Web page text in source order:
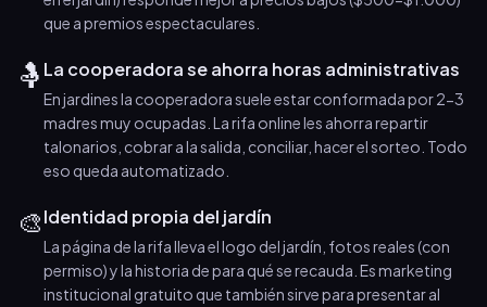
que a premios espectaculares.
🤱 La cooperadora se ahorra horas administrativas
En jardines la cooperadora suele estar conformada por 2-3
madres muy ocupadas. La rifa online les ahorra repartir
talonarios, cobrar a la salida, conciliar, hacer el sorteo. Todo
eso queda automatizado.
🎨Identidad propia del jardín
La página de la rifa lleva el logo del jardín, fotos reales (con
permiso) y la historia de para qué se recauda. Es marketing
institucional gratuito que también sirve para presentar al